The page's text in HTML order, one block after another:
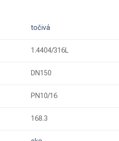
točivá
1.4404/316L
DN150
PN10/16
168.3